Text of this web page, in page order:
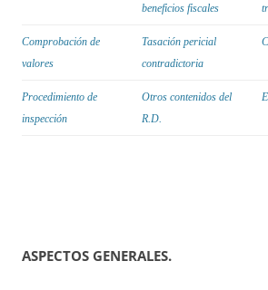
beneficios fiscales
Comprobación de
valores
Tasación pericial
contradictoria
Procedimiento de
inspección
Otros contenidos del
R.D.
ASPECTOS GENERALES.